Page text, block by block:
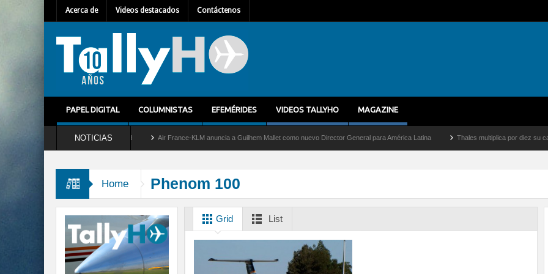
Acerca de Videos destacados Contáctenos
PAPEL DIGITAL COLUMNISTAS EFEMÉRIDES VIDEOS TALLYHO MAGAZINE
NOTICIAS
del servicio al C-2 Greyhound Air France-KLM anuncia a Guilhem Mallet como nuevo Director General para América Latina Thales multiplica por diez su
Home Phenom 100
Grid List